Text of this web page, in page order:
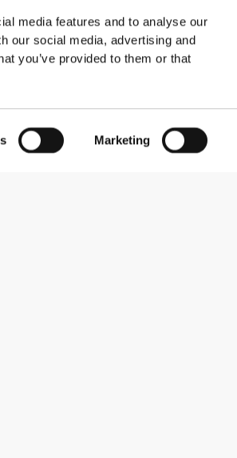
media features and to analyse our
our social media, advertising and
you’ve provided to them or that
Marketing